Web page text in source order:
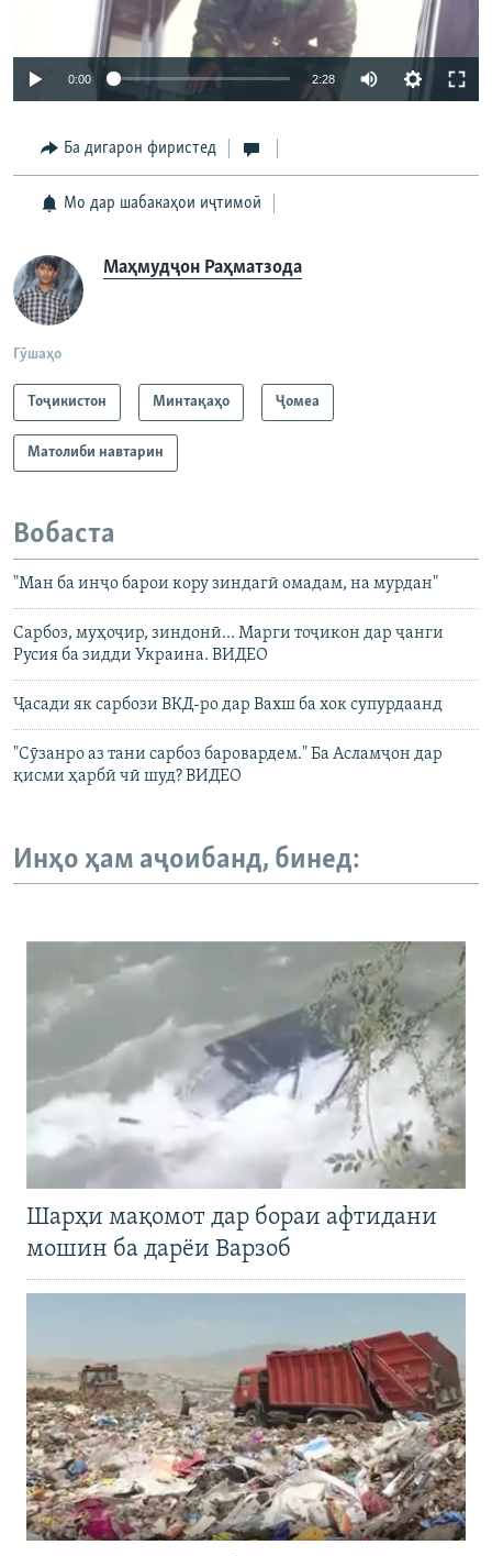
0:00 2:28
Ба дигарон фиристед
Мо дар шабакаҳои иҷтимоӣ
Маҳмудҷон Раҳматзода
Гӯшаҳо
Тоҷикистон Минтақаҳо Ҷомeа
Матолиби навтарин
Вобаста
"Ман ба инҷо барои кору зиндагӣ омадам, на мурдан"
Сарбоз, муҳоҷир, зиндонӣ... Марги тоҷикон дар ҷанги
Русия ба зидди Украина. ВИДЕО
Ҷасади як сарбози ВКД-ро дар Вахш ба хок супурдаанд
"Сӯзанро аз тани сарбоз баровардем." Ба Асламҷон дар
қисми ҳарбӣ чӣ шуд? ВИДЕО
Инҳо ҳам аҷоибанд, бинед:
Шарҳи мақомот дар бораи афтидани
мошин ба дарёи Варзоб